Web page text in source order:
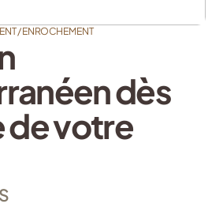
/ ENROCHEMENT
dès
de votre